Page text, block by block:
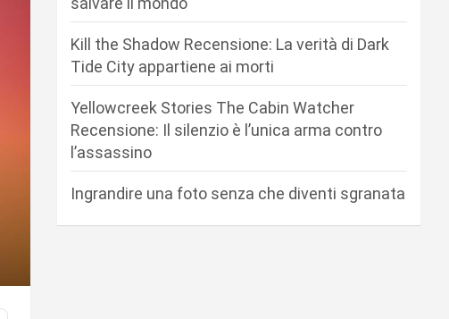
Kill the Shadow Recensione: La verità di Dark
Tide City appartiene ai morti
Yellowcreek Stories The Cabin Watcher
Recensione: Il silenzio è l’unica arma contro
l’assassino
Ingrandire una foto senza che diventi sgranata